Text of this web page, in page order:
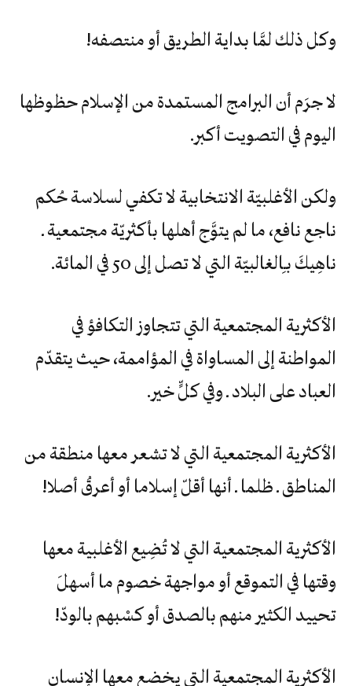
وكل‮ ‬ذلك‮ ‬لمَّا‮ ‬بداية‮ ‬الطريق‮ ‬أو‮ ‬منتصفه‮!‬
لا‮ ‬جرَم‮ ‬أن‮ ‬البرامج‮ ‬المستمدة‮ ‬من‮ ‬الإسلام‮ ‬حظوظها‮
‬اليوم‮ ‬في‮ ‬التصويت‮ ‬أكبر‮.‬
‬ناهِيكَ‮ ‬بـِالغالبيّة‮ ‬التي‮ ‬لا‮ ‬تصل‮ ‬إلى‮ ‬50‮ ‬في‮ ‬المائة‮.‬
الأكثرية‮ ‬المجتمعية‮ ‬التي‮ ‬تتجاوز‮ ‬التكافؤ‮ ‬في‮
‬المواطنة‮ ‬إلى‮ ‬المساواة‮ ‬في‮ ‬المؤاممة،‮ ‬حيث‮ ‬يتقدّم‮
‬العباد‮ ‬على‮ ‬البلاد‮ ‬ـ‮ ‬وفي‮ ‬كلٍّ‮ ‬خير‮.‬
الأكثرية‮ ‬المجتمعية‮ ‬التي‮ ‬لا‮ ‬تشعر‮ ‬معها‮ ‬منطقة‮ ‬من‮
‬المناطق‮ ‬ـ‮ ‬ظلما‮ ‬ـ‮ ‬أنها‮ ‬أقلّ‮ ‬إسلاما‮ ‬أو‮ ‬أعرقُ‮ ‬أصلا‮!‬
‬تحييد‮ ‬الكثير‮ ‬منهم‮ ‬بالصدق‮ ‬أو‮ ‬كسْبهم‮ ‬بالودّ‮!‬
الأكثرية‮ ‬المجتمعية‮ ‬التي‮ ‬يخضع‮ ‬معها‮ ‬الإنسان‮